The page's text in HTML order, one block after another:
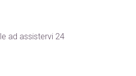
ad assistervi 24